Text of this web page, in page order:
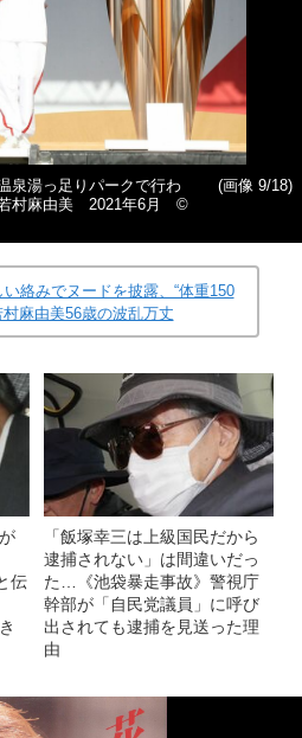
泉湯っ足りパークで行わ
若村麻由美 2021年6月 ©
(画像 9/18)
絡みでヌードを披露、“体重150
麻由美56歳の波乱万丈
伝
「飯塚幸三は上級国民だから
逮捕されない」は間違いだっ
た…《池袋暴走事故》警視庁
幹部が「自民党議員」に呼び
出されても逮捕を見送った理
由